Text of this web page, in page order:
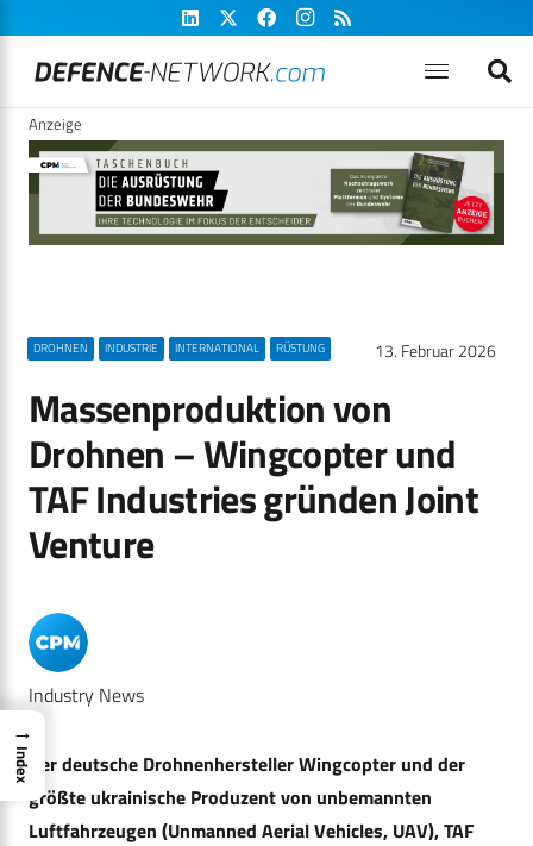
Anzeige
DROHNEN INDUSTRIE INTERNATIONAL RÜSTUNG 13. Februar 2026
Massenproduktion von
Drohnen – Wingcopter und
TAF Industries gründen Joint
Venture
Industry News
Der deutsche Drohnenhersteller Wingcopter und der
größte ukrainische Produzent von unbemannten
Luftfahrzeugen (Unmanned Aerial Vehicles, UAV), TAF
→
Index